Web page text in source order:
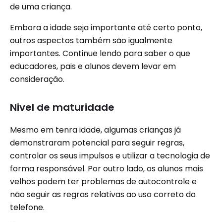
de uma criança.
Embora a idade seja importante até certo ponto,
outros aspectos também são igualmente
importantes. Continue lendo para saber o que
educadores, pais e alunos devem levar em
consideração.
Nivel de maturidade
Mesmo em tenra idade, algumas crianças já
demonstraram potencial para seguir regras,
controlar os seus impulsos e utilizar a tecnologia de
forma responsável. Por outro lado, os alunos mais
velhos podem ter problemas de autocontrole e
não seguir as regras relativas ao uso correto do
telefone.